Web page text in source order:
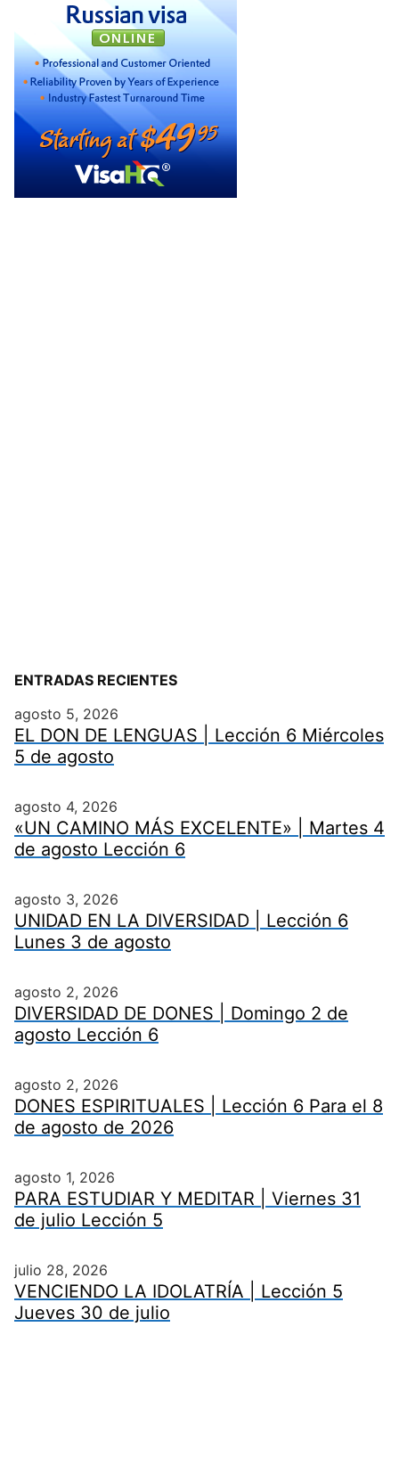
ENTRADAS RECIENTES
agosto 5, 2026
EL DON DE LENGUAS | Lección 6 Miércoles
5 de agosto
agosto 4, 2026
«UN CAMINO MÁS EXCELENTE» | Martes 4
de agosto Lección 6
agosto 3, 2026
UNIDAD EN LA DIVERSIDAD | Lección 6
Lunes 3 de agosto
agosto 2, 2026
DIVERSIDAD DE DONES | Domingo 2 de
agosto Lección 6
agosto 2, 2026
DONES ESPIRITUALES | Lección 6 Para el 8
de agosto de 2026
agosto 1, 2026
PARA ESTUDIAR Y MEDITAR | Viernes 31
de julio Lección 5
julio 28, 2026
VENCIENDO LA IDOLATRÍA | Lección 5
Jueves 30 de julio